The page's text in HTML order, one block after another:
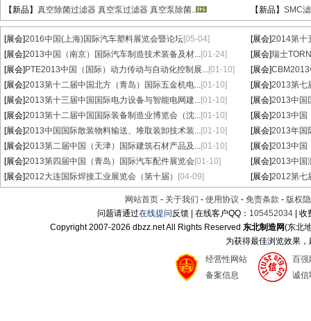
【新品】 真空除菌过滤器 真空泵过滤器 真空泵除菌.. 【新品】 SMC
[展会]2016中国(上海)国际汽车塑料展览会暨论坛[05-04] [展会]2014第十
[展会]2013中国（南京）国际汽车制造技术装备及材...[01-24] [展会]瑞士
[展会] PTE2013中国（国际）动力传动与自动化控制展...[01-10] [展会]CBM2013
[展会]2013第十二届中国北方（青岛）国际五金机电...[01-10] [展会]2013第七
[展会]2013第十三届中国国际电力设备与智能电网建...[01-10] [展会]2013中国
[展会]2013第十二届中国国际装备制造业博览会（沈...[01-10] [展会]2013中国
[展会]2013中国国际散装物料输送、堆取装卸技术装...[01-10] [展会]2013年国
[展会]2013第二届中国（天津）国际建筑石材产品及...[01-10] [展会]2013中国
[展会]2013第四届中国（青岛）国际汽车配件展览会[01-10] [展会]2013中国
[展会]2012大连国际焊接工业展览会（第十届） [04-09] [展会]2012第七
网站首页 - 关于我们 - 使用协议 - 免责条款 - 版权
问题请通过在线提问反馈 | 在线客户QQ： 105452034 |
Copyright 2007-2026 dbzz.net All Rights Reserved东北制造网(东北
为获得最佳浏览效果
经营性网站
备案信息
百强
诚信